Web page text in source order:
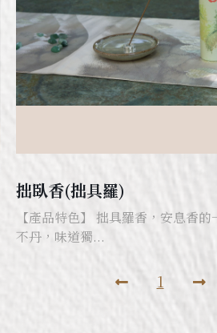
拙臥香(拙具羅)
【產品特色】 拙具羅香，安息香
不丹，味道獨...
1